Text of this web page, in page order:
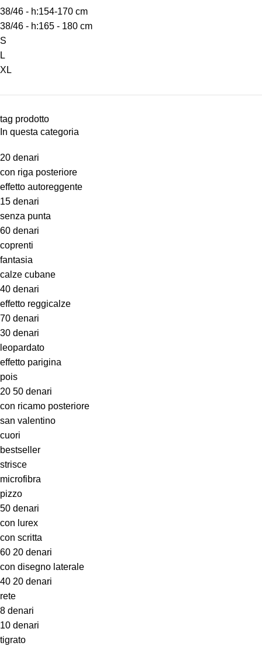
38/46 - h:154-170 cm
38/46 - h:165 - 180 cm
S
L
XL
tag prodotto
In questa categoria
20 denari
con riga posteriore
effetto autoreggente
15 denari
senza punta
60 denari
coprenti
fantasia
calze cubane
40 denari
effetto reggicalze
70 denari
30 denari
leopardato
effetto parigina
pois
20 50 denari
con ricamo posteriore
san valentino
cuori
bestseller
strisce
microfibra
pizzo
50 denari
con lurex
con scritta
60 20 denari
con disegno laterale
40 20 denari
rete
8 denari
10 denari
tigrato